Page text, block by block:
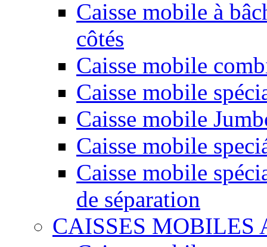
Caisse mobile à
côtés
Caisse mobile
Caisse mobile
Caisse mobile
Caisse mobile
Caisse mobile
de séparation
CAISSES MOBILES